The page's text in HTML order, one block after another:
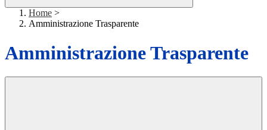
Home >
Amministrazione Trasparente
Amministrazione Trasparente